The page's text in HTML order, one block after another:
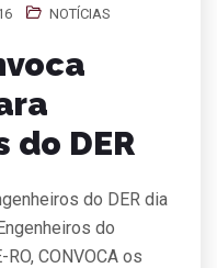
NOTÍCIAS
DER
do DER dia
do
CONVOCA os